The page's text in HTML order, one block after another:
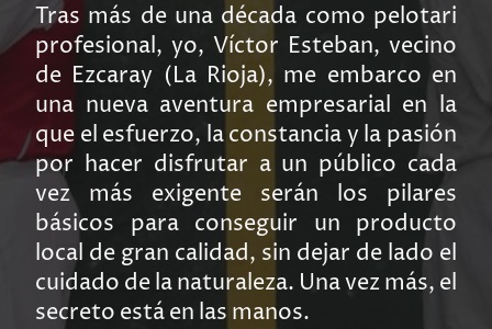
Tras más de una década como pelotari
profesional, yo, Víctor Esteban, vecino
de Ezcaray (La Rioja), me embarco en
una nueva aventura empresarial en la
que el esfuerzo, la constancia y la pasión
por hacer disfrutar a un público cada
vez más exigente serán los pilares
básicos para conseguir un producto
local de gran calidad, sin dejar de lado el
cuidado de la naturaleza. Una vez más, el
secreto está en las manos.